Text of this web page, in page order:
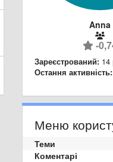
Anna
-
Зареєстрований: 14
Остання активність:
Меню
Теми
Коментарі